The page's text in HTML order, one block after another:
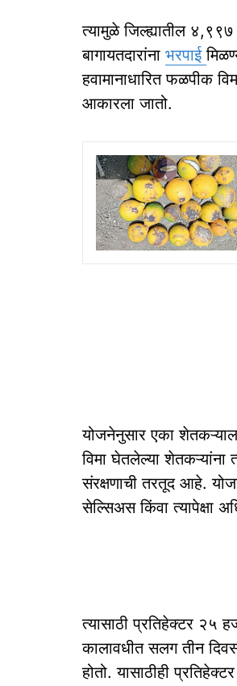
त्यामुळे जिल्ह्यातील
बागायतदारांना भरपाई
हवामानाधारित फळपीक
आकारला जातो.
योजनेनुसार एका
विमा घेतलेल्या शेतकऱ्यांना
संरक्षणाची तरतूद आहे.
सेल्सिअस किंवा त्यापेक्षा
त्यासाठी प्रतिहेक्टर २५
कालावधीत सलग तीन
होतो. यासाठीही